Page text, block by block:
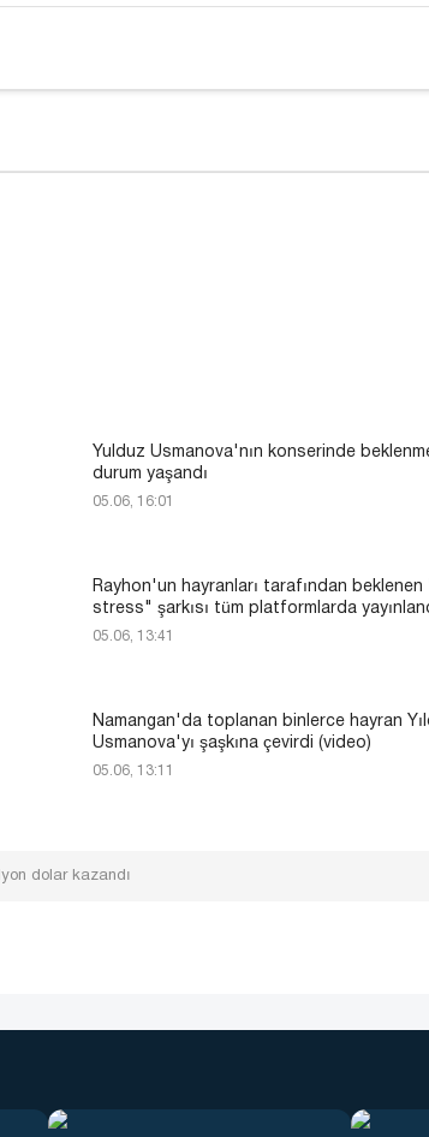
Yulduz Usmanova'nın konserinde
durum yaşandı
05.06, 16:01
Rayhon'un hayranları tarafından beklenen
stress" şarkısı tüm platformlarda
05.06, 13:41
Namangan'da toplanan binlerce hayran
Usmanova'yı şaşkına çevirdi (video)
05.06, 13:11
dolar kazandı